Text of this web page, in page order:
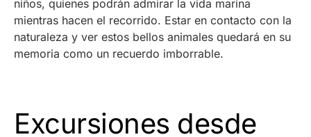
niños, quienes podrán admirar la vida marina
mientras hacen el recorrido. Estar en contacto con la
naturaleza y ver estos bellos animales quedará en su
memoria como un recuerdo imborrable.
Excursiones desde